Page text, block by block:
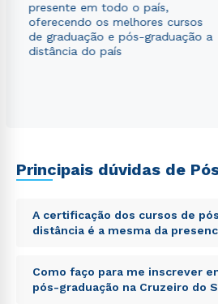
presente em todo o país,
oferecendo os melhores cursos
de graduação e pós-graduação a
distância do país
Principais dúvidas de
A certificação dos cursos de
distância é a mesma da
Sed ut perspiciatis unde omnis
voluptatem accusantium
totam rem aperiam, eaque ipsa
Como faço para me inscrever
pós-graduação na Cruzeiro do